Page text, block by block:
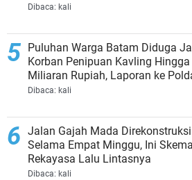
Dibaca: kali
Puluhan Warga Batam Diduga
Korban Penipuan Kavling Hingga
Miliaran Rupiah, Laporan ke
Jalan di Tempat?
Dibaca: kali
Jalan Gajah Mada Direkonstruksi
Selama Empat Minggu, Ini Skema
Rekayasa Lalu Lintasnya
Dibaca: kali